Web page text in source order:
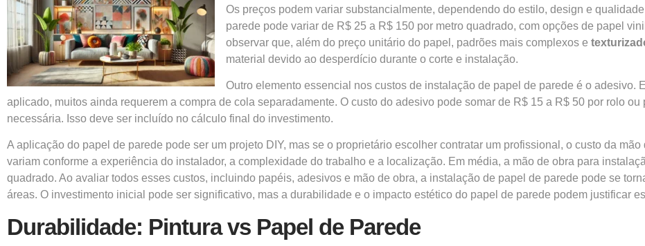
Os preços podem variar substancialmente, dependendo do estilo, design e
parede pode variar de R$ 25 a R$ 150 por metro quadrado, com opções de papel
observar que, além do preço unitário do papel, padrões mais complexos e
material devido ao desperdício durante o corte e instalação.
Outro elemento essencial nos custos de instalação de papel de parede é o adesivo.
aplicado, muitos ainda requerem a compra de cola separadamente. O custo do adesivo pode somar de R$ 15 a R$ 50 por rolo
necessária. Isso deve ser incluído no cálculo final do investimento.
A aplicação do papel de parede pode ser um projeto DIY, mas se o proprietário escolher contratar um profissional, o custo da
variam conforme a experiência do instalador, a complexidade do trabalho e a localização. Em média, a mão de obra para
quadrado. Ao avaliar todos esses custos, incluindo papéis, adesivos e mão de obra, a instalação de papel de parede pode se
áreas. O investimento inicial pode ser significativo, mas a durabilidade e o impacto estético do papel de parede podem justificar
Durabilidade: Pintura vs Papel de Parede